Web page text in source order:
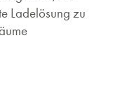
Ladelösung zu